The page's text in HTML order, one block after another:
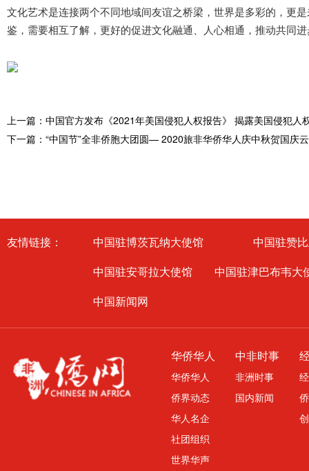
文化艺术是连接两个不同地域间友谊之桥梁，世界是多彩的，更
鉴，需要相互了解，更好的促进文化融通、人心相通，推动共同
上一篇：中国官方发布《2021年美国侵犯人权报告》 揭露美国侵犯人
下一篇：“中国节”全非侨胞大团圆— 2020旅非华侨华人庆中秋贺国庆
友情链接： 中国驻博茨瓦纳大使馆
中国驻赞
中国驻安哥拉大使馆
中国驻津巴布韦大
中国新闻网
华侨华人
华侨华人
侨界动态
华人名企
社团组织
世界华声
中非时事
非洲时事
国内新闻